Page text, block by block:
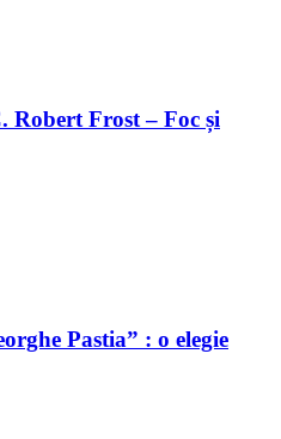
Frost – Foc și
Pastia” : o elegie